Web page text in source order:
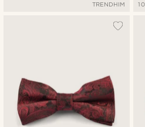
TRENDHIM